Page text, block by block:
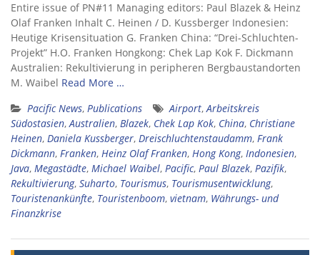
Entire issue of PN#11 Managing editors: Paul Blazek & Heinz
Olaf Franken Inhalt C. Heinen / D. Kussberger Indonesien:
Heutige Krisensituation G. Franken China: “Drei-Schluchten-
Projekt” H.O. Franken Hongkong: Chek Lap Kok F. Dickmann
Australien: Rekultivierung in peripheren Bergbaustandorten
M. Waibel Read More …
Pacific News, Publications Airport,Arbeitskreis
Südostasien,Australien, Blazek, Chek Lap Kok, China, Christiane
Heinen, Daniela Kussberger, Dreischluchtenstaudamm, Frank
Dickmann, Franken, Heinz Olaf Franken, Hong Kong, Indonesien,
Java, Megastädte, Michael Waibel, Pacific, Paul Blazek, Pazifik,
Rekultivierung, Suharto, Tourismus, Tourismusentwicklung,
Touristenankünfte, Touristenboom, vietnam, Währungs- und
Finanzkrise